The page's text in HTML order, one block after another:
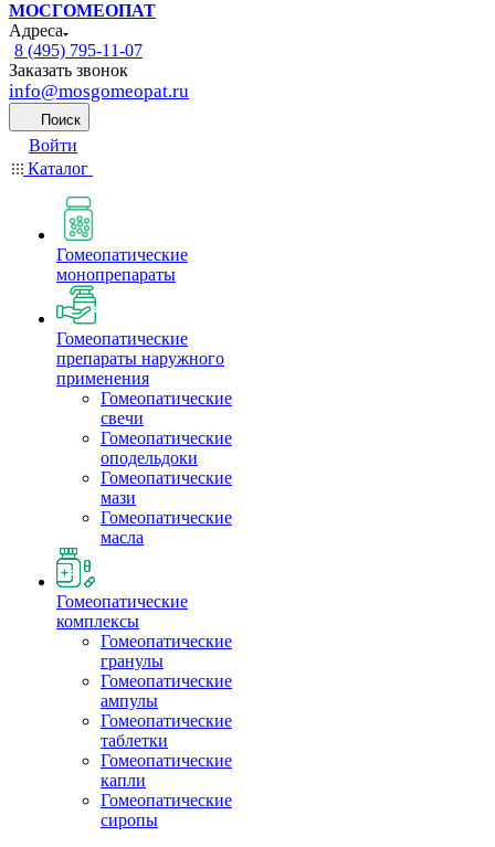
МОСГОМЕОПАТ
Адреса
8 (495) 795-11-07
Заказать звонок
info@mosgomeopat.ru
Поиск
Войти
Каталог
Гомеопатические
монопрепараты
Гомеопатические
препараты наружного
применения
Гомеопатические
свечи
Гомеопатические
оподельдоки
Гомеопатические
мази
Гомеопатические
масла
Гомеопатические
комплексы
Гомеопатические
гранулы
Гомеопатические
ампулы
Гомеопатические
таблетки
Гомеопатические
капли
Гомеопатические
сиропы